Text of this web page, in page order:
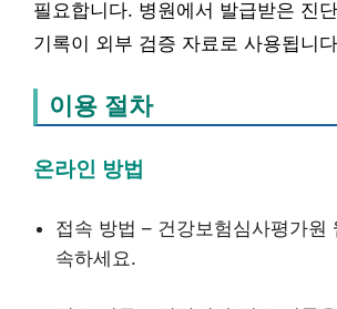
필요합니다. 병원에서 발급받은 진
기록이 외부 검증 자료로 사용됩니
이용 절차
온라인 방법
접속 방법 – 건강보험심사평가원
속하세요.